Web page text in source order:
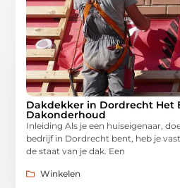
Dakdekker in Dordrecht Het
Dakonderhoud
Inleiding Als je een huiseigenaar,
bedrijf in Dordrecht bent, heb je
de staat van je dak. Een
Winkelen